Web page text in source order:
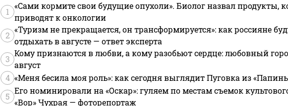
1
«Сами кормите свои будущие опухоли». Биолог назвал продукты,
приводят к онкологии
2
«Туризм не прекращается, он трансформируется»: как россияне
отдыхать в августе — ответ эксперта
3
Кому признаются в любви, а кому разобьют сердце: любовный
август
4 «Меня бесила моя роль»: как сегодня выглядит Пуговка из
5
Его номинировали на «Оскар»: гуляем по местам съемок
«Вор» Чухрая — фоторепортаж